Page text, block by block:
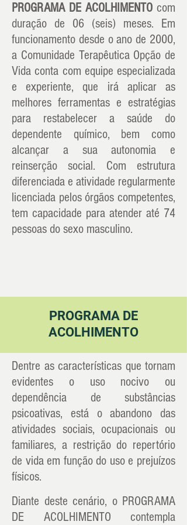
PROGRAMA DE ACOLHIMENTO com
duração de 06 (seis) meses. Em
funcionamento desde o ano de 2000,
a Comunidade Terapêutica Opção de
Vida conta com equipe especializada
e experiente, que irá aplicar as
melhores ferramentas e estratégias
para restabelecer a saúde do
dependente químico, bem como
alcançar a sua autonomia e
reinserção social. Com estrutura
diferenciada e atividade regularmente
licenciada pelos órgãos competentes,
tem capacidade para atender até 74
pessoas do sexo masculino.
PROGRAMA DE
ACOLHIMENTO
Dentre as características que tornam
evidentes o uso nocivo ou
dependência de substâncias
psicoativas, está o abandono das
atividades sociais, ocupacionais ou
familiares, a restrição do repertório
de vida em função do uso e prejuízos
físicos.
Diante deste cenário, o PROGRAMA
DE ACOLHIMENTO contempla